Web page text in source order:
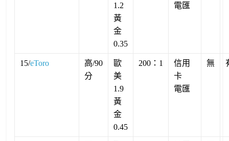
1.2
黃
金
0.35
電匯
15/eToro
高/90
分
歐
美
1.9
黃
金
0.45
200：1
信用
卡
電匯
無